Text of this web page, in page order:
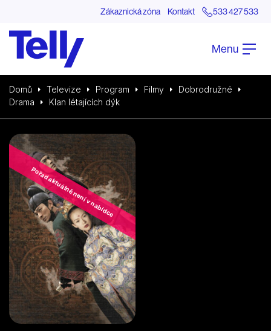
Zákaznická zóna Kontakt 533 427 533
Menu
Domů Televize Program Filmy
Dobrodružné
Drama
Klan létajících dýk
Pořad aktuálně není v nabídce